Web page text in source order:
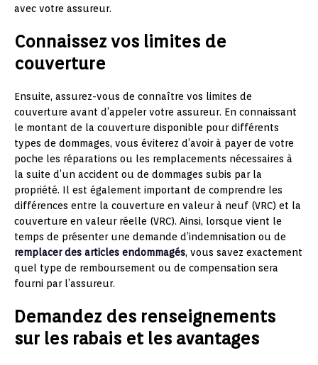
avec votre assureur.
Connaissez vos limites de
couverture
Ensuite, assurez-vous de connaître vos limites de
couverture avant d’appeler votre assureur. En connaissant
le montant de la couverture disponible pour différents
types de dommages, vous éviterez d’avoir à payer de votre
poche les réparations ou les remplacements nécessaires à
la suite d’un accident ou de dommages subis par la
propriété. Il est également important de comprendre les
différences entre la couverture en valeur à neuf (VRC) et la
couverture en valeur réelle (VRC). Ainsi, lorsque vient le
temps de présenter une demande d’indemnisation ou de
remplacer des articles endommagés, vous savez exactement
quel type de remboursement ou de compensation sera
fourni par l’assureur.
Demandez des renseignements
sur les rabais et les avantages